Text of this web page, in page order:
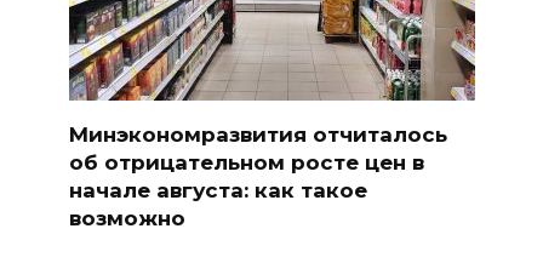
Минэкономразвития отчиталось
об отрицательном росте цен в
начале августа: как такое
возможно